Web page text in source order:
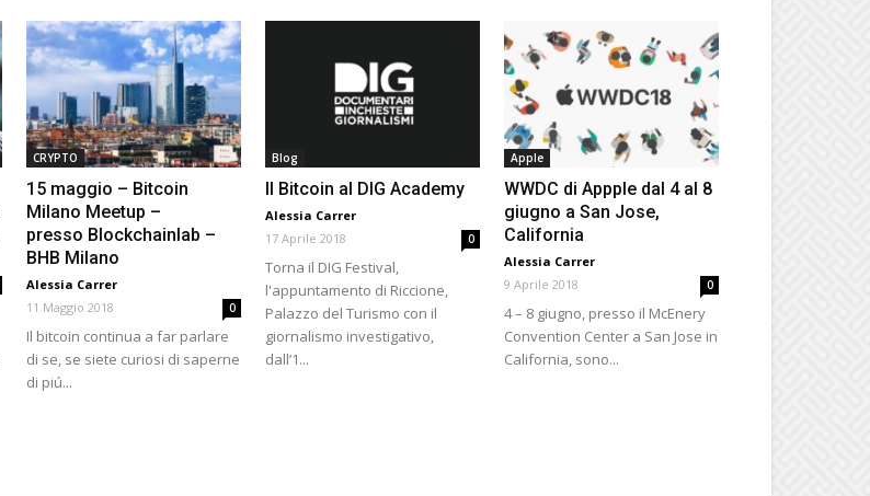
CRYPTO
15 maggio – Bitcoin
Milano Meetup –
presso Blockchainlab –
BHB Milano
Alessia Carrer
11 Maggio 2018
0
Il bitcoin continua a far parlare
di se, se siete curiosi di saperne
di piú...
Blog
Il Bitcoin al DIG Academy
Alessia Carrer
17 Aprile 2018
0
Torna il DIG Festival,
l'appuntamento di Riccione,
Palazzo del Turismo con il
giornalismo investigativo,
dall’1...
Apple
WWDC di Appple dal 4 al 8
giugno a San Jose,
California
Alessia Carrer
9 Aprile 2018
0
4 – 8 giugno, presso il McEnery
Convention Center a San Jose in
California, sono...